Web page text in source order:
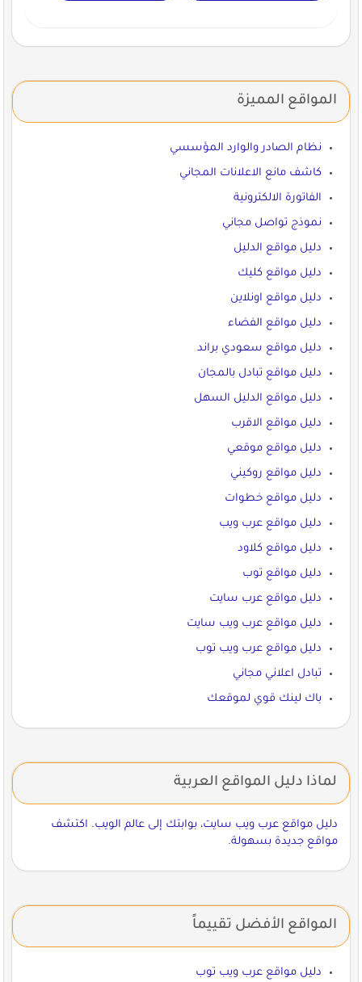
المواقع المميزة
نظام الصادر والوارد المؤسسي
كاشف مانع الاعلانات المجاني
الفاتورة الالكترونية
نموذج تواصل مجاني
دليل مواقع الدليل
دليل مواقع كليك
دليل مواقع اونلاين
دليل مواقع الفضاء
دليل مواقع سعودي براند
دليل مواقع تبادل بالمجان
دليل مواقع الدليل السهل
دليل مواقع الاقرب
دليل مواقع موقعي
دليل مواقع روكيني
دليل مواقع خطوات
دليل مواقع عرب ويب
دليل مواقع كلاود
دليل مواقع توب
دليل مواقع عرب سايت
دليل مواقع عرب ويب سايت
دليل مواقع عرب ويب توب
تبادل اعلاني مجاني
باك لينك قوي لموقعك
لماذا دليل المواقع العربية
دليل مواقع عرب ويب سايت، بوابتك إلى عالم الويب. اكتشف
مواقع جديدة بسهولة.
المواقع الأفضل تقييماً
دليل مواقع عرب ويب توب